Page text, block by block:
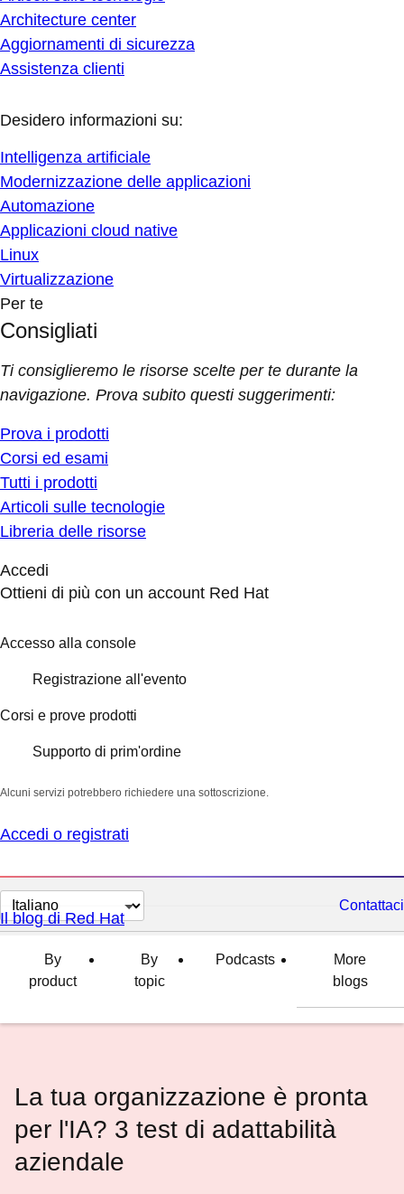
Architecture center
Aggiornamenti di sicurezza
Assistenza clienti
Desidero informazioni su:
Intelligenza artificiale
Modernizzazione delle applicazioni
Automazione
Applicazioni cloud native
Linux
Virtualizzazione
Per te
Consigliati
Ti consiglieremo le risorse scelte per te durante la
navigazione. Prova subito questi suggerimenti:
Prova i prodotti
Corsi ed esami
Tutti i prodotti
Articoli sulle tecnologie
Libreria delle risorse
Accedi
Ottieni di più con un account Red Hat
Accesso alla console
Registrazione all'evento
Corsi e prove prodotti
Supporto di prim'ordine
Alcuni servizi potrebbero richiedere una sottoscrizione.
Accedi o registrati
Cambia
lingua
Contattaci
Il blog di Red Hat
By
product
By
topic
Podcasts
More
blogs
La tua organizzazione è pronta
per l'IA? 3 test di adattabilità
aziendale